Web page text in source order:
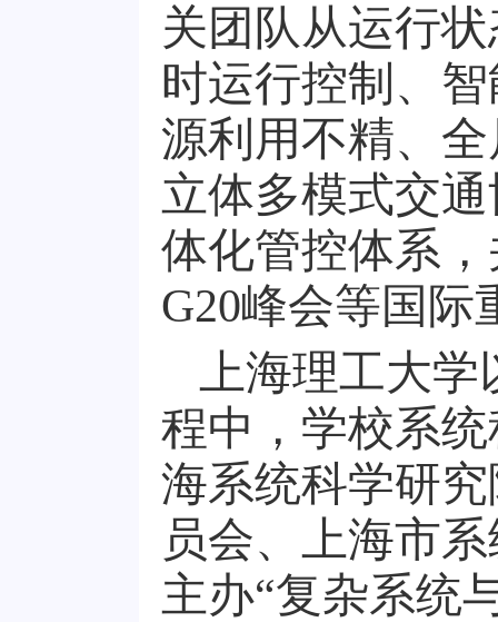
关团队从运行
时运行控制、
源利用不精、
立体多模式交
体化管控体系
G20峰会等国际
上海理工大
程中，学校系
海系统科学研
员会、上海市
主办“复杂系统